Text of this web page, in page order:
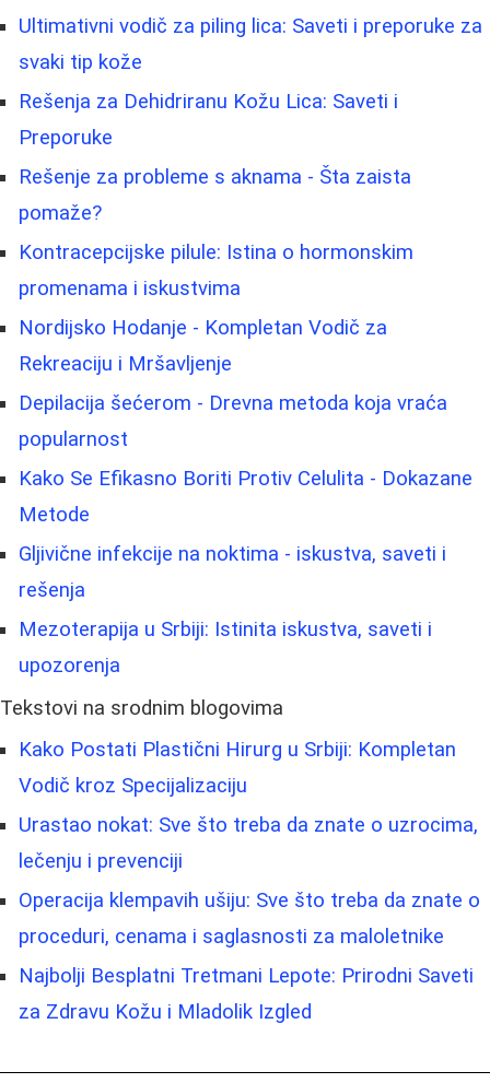
Ultimativni vodič za piling lica: Saveti i preporuke za
svaki tip kože
Rešenja za Dehidriranu Kožu Lica: Saveti i
Preporuke
Rešenje za probleme s aknama - Šta zaista
pomaže?
Kontracepcijske pilule: Istina o hormonskim
promenama i iskustvima
Nordijsko Hodanje - Kompletan Vodič za
Rekreaciju i Mršavljenje
Depilacija šećerom - Drevna metoda koja vraća
popularnost
Kako Se Efikasno Boriti Protiv Celulita - Dokazane
Metode
Gljivične infekcije na noktima - iskustva, saveti i
rešenja
Mezoterapija u Srbiji: Istinita iskustva, saveti i
upozorenja
Tekstovi na srodnim blogovima
Kako Postati Plastični Hirurg u Srbiji: Kompletan
Vodič kroz Specijalizaciju
Urastao nokat: Sve što treba da znate o uzrocima,
lečenju i prevenciji
Operacija klempavih ušiju: Sve što treba da znate o
proceduri, cenama i saglasnosti za maloletnike
Najbolji Besplatni Tretmani Lepote: Prirodni Saveti
za Zdravu Kožu i Mladolik Izgled